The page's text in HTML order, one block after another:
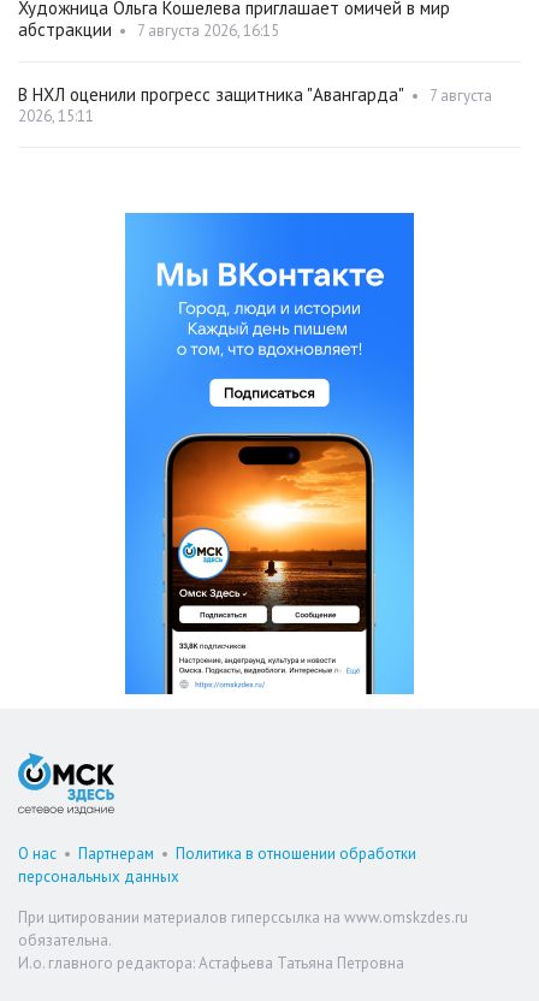
Художница Ольга Кошелева приглашает омичей в мир
абстракции • 7 августа 2026, 16:15
В НХЛ оценили прогресс защитника "Авангарда" •
7 августа
2026, 15:11
О нас • Партнерам • Политика в отношении обработки
персональных данных
При цитировании материалов гиперссылка на www.omskzdes.ru
обязательна.
И.о. главного редактора: Астафьева Татьяна Петровна